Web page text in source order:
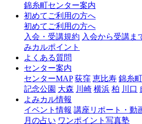
錦糸町センター案内
初めてご利用の方へ
初めてご利用の方へ
入会・受講規約 入会から受講ま
みカルポイント
よくある質問
センター案内
センターMAP 荻窪 恵比寿 錦糸町
記念公園 大森 川崎 横浜 柏 川口
よみカル情報
イベント情報 講座リポート・動
月の占い ワンポイント写真塾